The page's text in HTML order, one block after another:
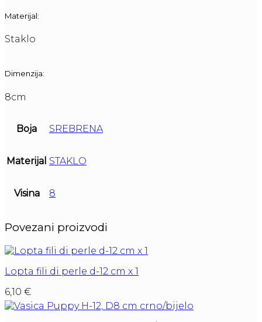
Materijal:
Staklo
Dimenzija:
8cm
Boja SREBRENA
Materijal STAKLO
Visina 8
Povezani proizvodi
Lopta fili di perle d-12 cm x 1
6,10 €